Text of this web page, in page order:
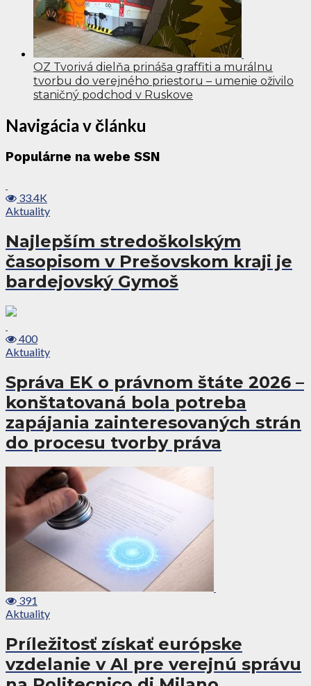
OZ Tvorivá dielňa prináša graffiti a murálnu
tvorbu do verejného priestoru – umenie oživilo
staničný podchod v Ruskove
Navigácia v článku
Populárne na webe SSN
33.4K
Aktuality
Najlepším stredoškolským
časopisom v Prešovskom kraji je
bardejovský Gymoš
400
Aktuality
Správa EK o právnom štáte 2026 –
konštatovaná bola potreba
zapájania zainteresovaných strán
do procesu tvorby práva
391
Aktuality
Príležitosť získať európske
vzdelanie v AI pre verejnú správu